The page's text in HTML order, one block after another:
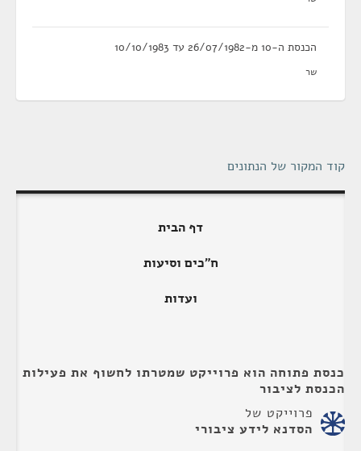
הכנסת ה-10 מ-26/07/1982 עד 10/10/1983
שר
קוד המקור של הנתונים
דף הבית
ח"כים וסיעות
ועדות
כנסת פתוחה הוא פרוייקט שמטרתו לחשוף את פעילות
הכנסת לציבור
פרוייקט של
הסדנא לידע ציבורי